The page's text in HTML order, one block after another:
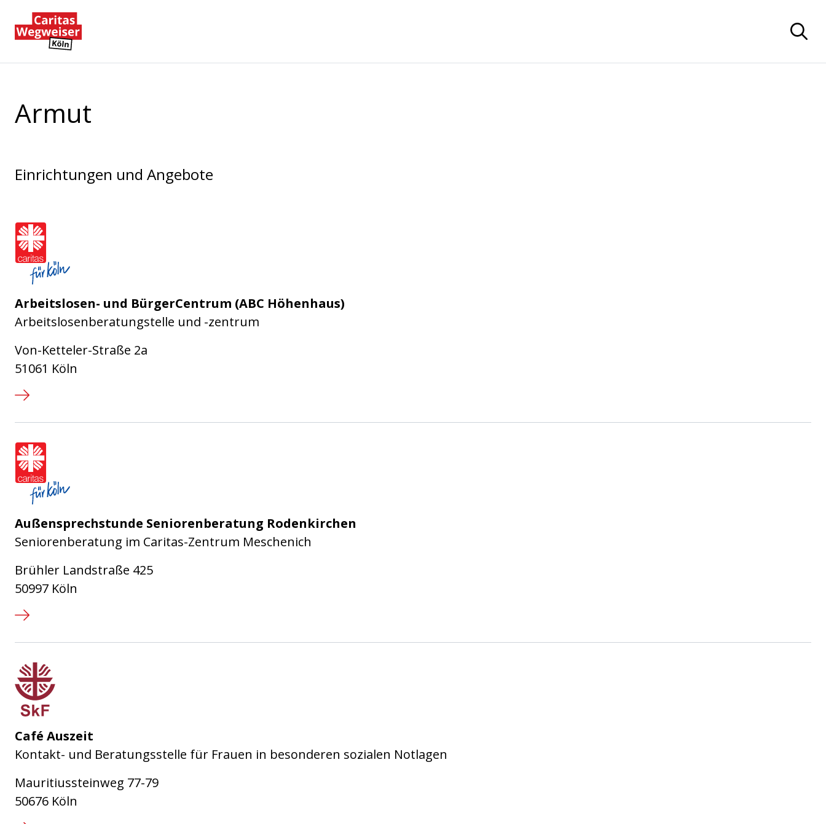
Zur Startseite navigieren
Armut
Einrichtungen und Angebote
Arbeitslosen- und BürgerCentrum (ABC Höhenhaus)
Arbeitslosenberatungstelle und -zentrum
Von-Ketteler-Straße 2a
51061 Köln
Außensprechstunde Seniorenberatung Rodenkirchen
Seniorenberatung im Caritas-Zentrum Meschenich
Brühler Landstraße 425
50997 Köln
Café Auszeit
Kontakt- und Beratungsstelle für Frauen in besonderen sozialen Notlagen
Mauritiussteinweg 77-79
50676 Köln